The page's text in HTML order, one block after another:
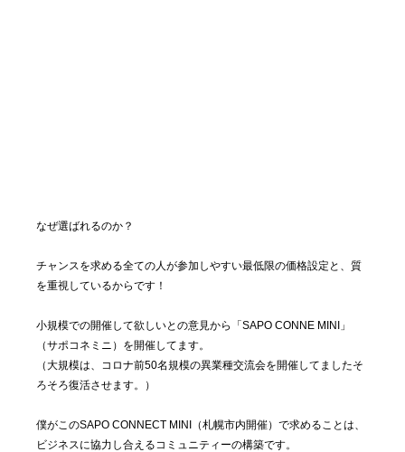
なぜ選ばれるのか？
チャンスを求める全ての人が参加しやすい最低限の価格設定と、質
を重視しているからです！
小規模での開催して欲しいとの意見から「SAPO CONNE MINI」
（サポコネミニ）を開催してます。
（大規模は、コロナ前50名規模の異業種交流会を開催してましたそ
ろそろ復活させます。）
僕がこのSAPO CONNECT MINI（札幌市内開催）で求めることは、
ビジネスに協力し合えるコミュニティーの構築です。